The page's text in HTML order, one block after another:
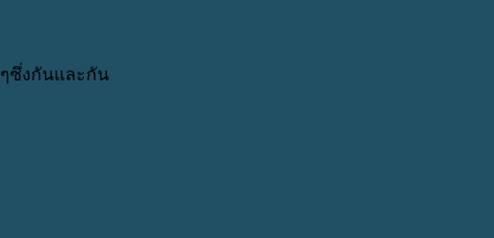
ซึ่งกันและกัน